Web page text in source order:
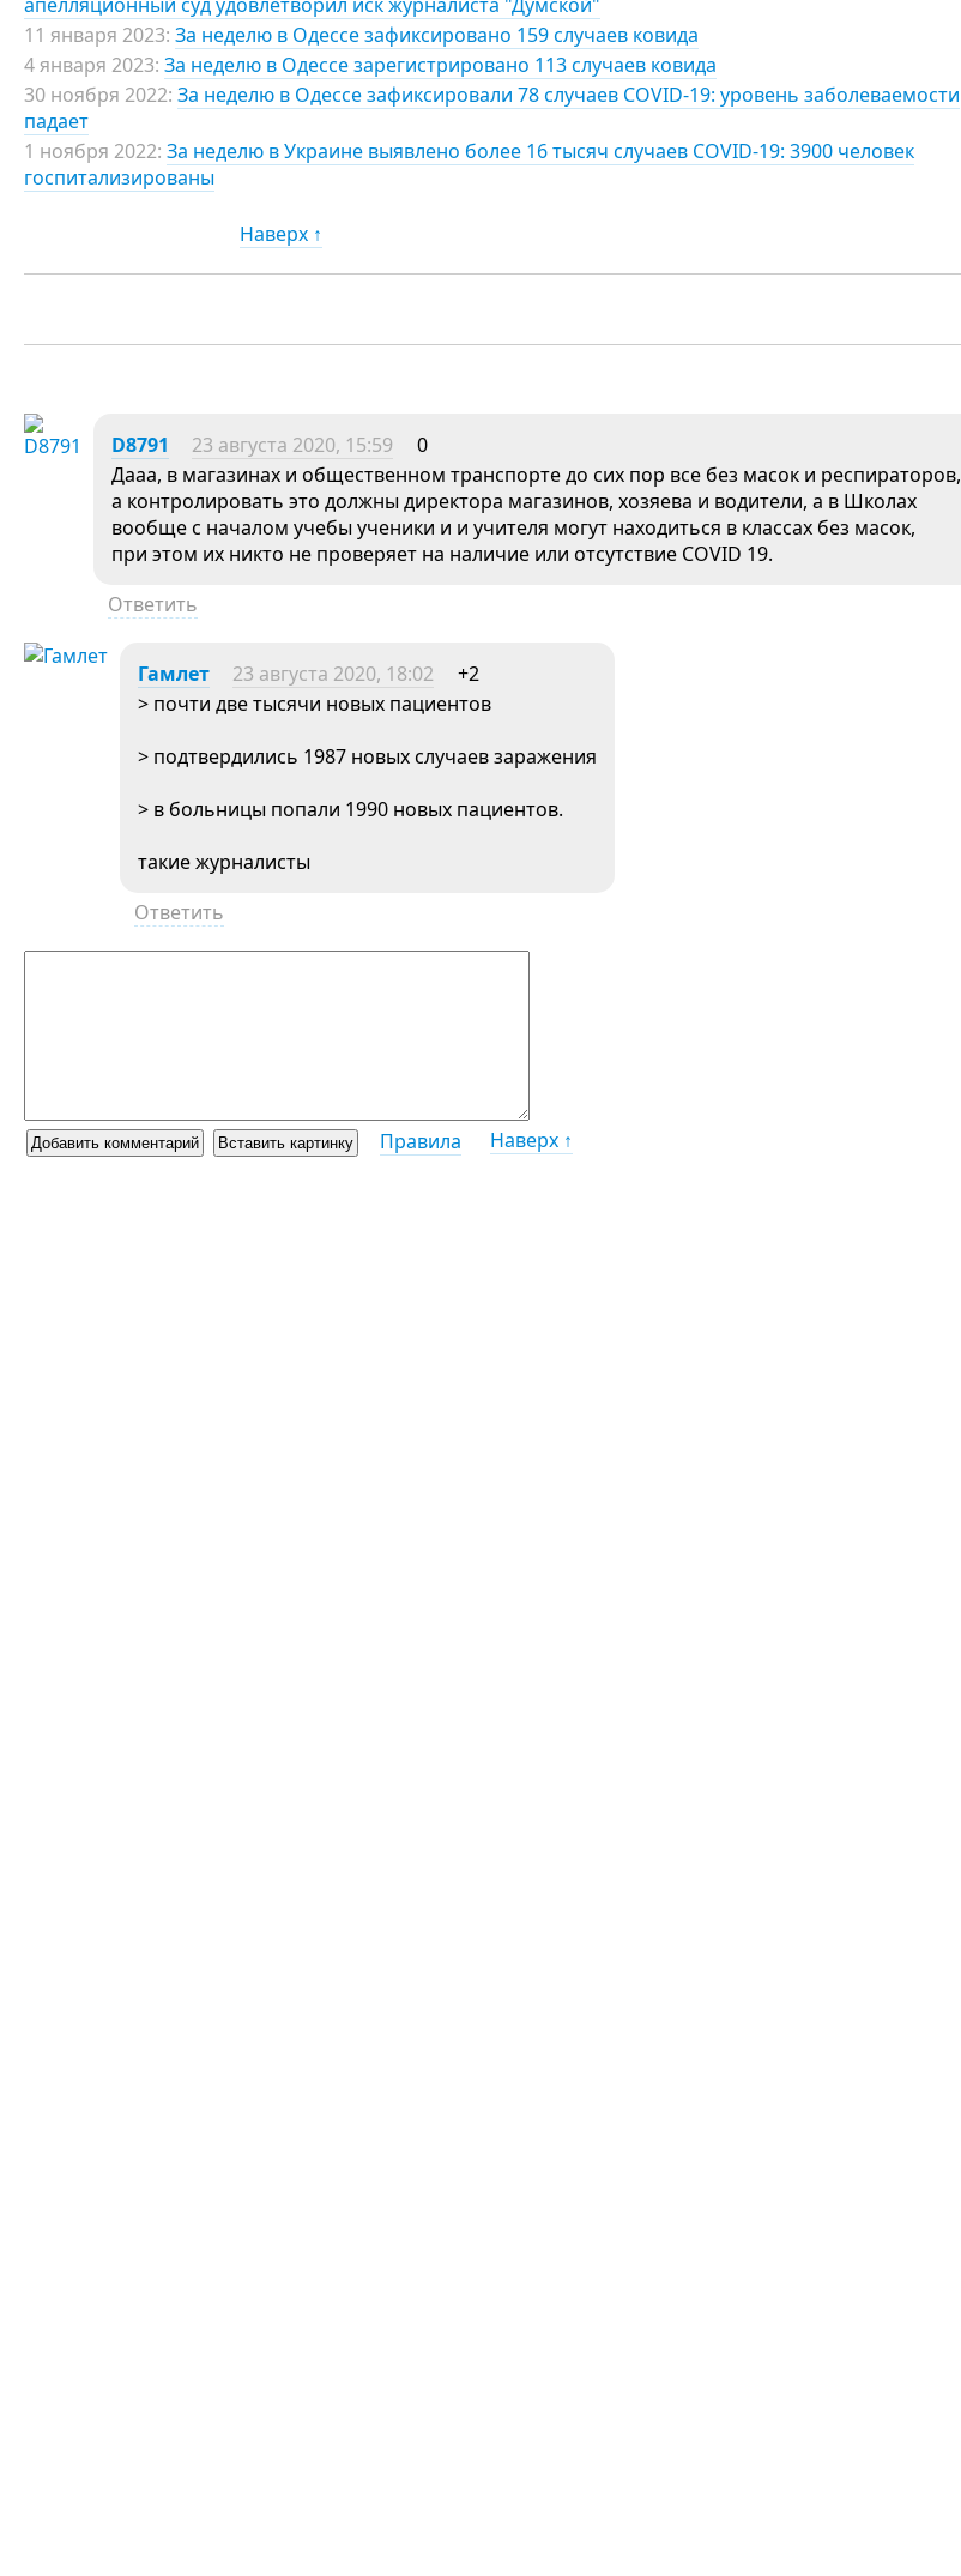
11 января 2023: За неделю в Одессе зафиксировано 159 случаев ковида
4 января 2023: За неделю в Одессе зарегистрировано 113 случаев ковида
30 ноября 2022: За неделю в Одессе зафиксировали 78 случаев COVID-19: уровень заболеваемости
падает
1 ноября 2022: За неделю в Украине выявлено более 16 тысяч случаев COVID-19: 3900 человек
госпитализированы
Наверх ↑
D8791 23 августа 2020, 15:59
0
Дааа, в магазинах и общественном транспорте до сих пор все без масок и респираторов,
а контролировать это должны директора магазинов, хозяева и водители, а в Школах
вообще с началом учебы ученики и и учителя могут находиться в классах без масок,
при этом их никто не проверяет на наличие или отсутствие COVID 19.
Ответить
Гамлет 23 августа 2020, 18:02
+2
> почти две тысячи новых пациентов
> подтвердились 1987 новых случаев заражения
> в больницы попали 1990 новых пациентов.
такие журналисты
Ответить
Правила Наверх ↑